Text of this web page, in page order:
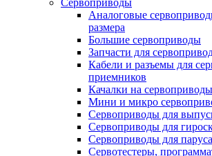
Сервоприводы
Аналоговые
размера
Большие сервоприводы
Запчасти для
Кабели и разъемы для
приемников
Качалки на сервоприводы
Мини и микро
Сервоприводы для
Сервоприводы для
Сервоприводы для паруса
Сервотестеры,